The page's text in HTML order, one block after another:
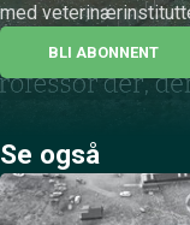
med
Kjæstad fortelja om
BLI ABONNENT
Se også